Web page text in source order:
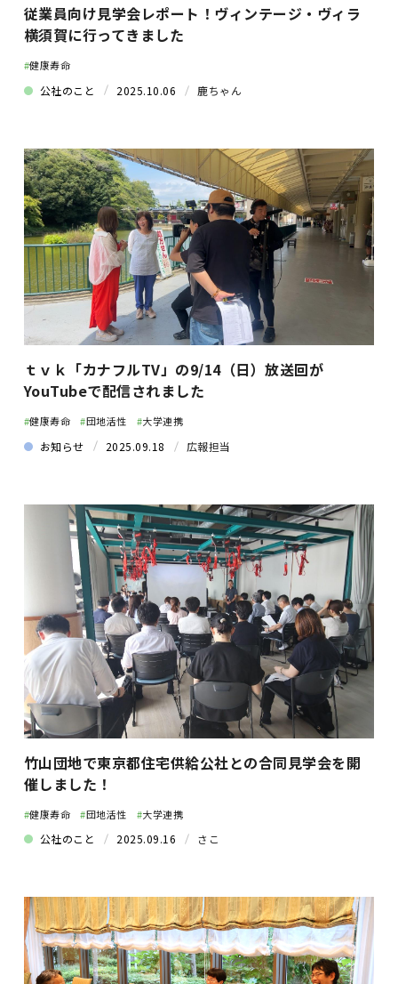
従業員向け見学会レポート！ヴィンテージ・ヴィラ
横須賀に行ってきました
#健康寿命
公社のこと 2025.10.06 鹿ちゃん
ｔｖｋ「カナフルTV」の9/14（日）放送回が
YouTubeで配信されました
#健康寿命 #団地活性 #大学連携
お知らせ 2025.09.18 広報担当
竹山団地で東京都住宅供給公社との合同見学会を開
催しました！
#健康寿命 #団地活性 #大学連携
公社のこと 2025.09.16 さこ